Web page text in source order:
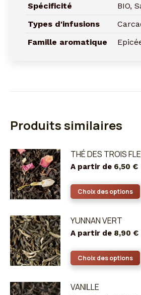
Spécificité
BIO,
Types d'infusions
Famille aromatique
Produits similaires
THÉ DES TROIS
A partir de 6,50 €
Choix des options
YUNNAN VERT
A partir de 8,90 €
Choix des options
VANILLE